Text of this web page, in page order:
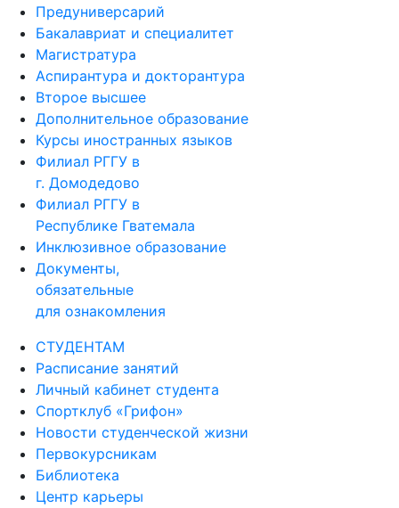
Предуниверсарий
Бакалавриат и специалитет
Магистратура
Аспирантура и докторантура
Второе высшее
Дополнительное образование
Курсы иностранных языков
Филиал РГГУ в
г. Домодедово
Филиал РГГУ в
Республике Гватемала
Инклюзивное образование
Документы,
обязательные
для ознакомления
СТУДЕНТАМ
Расписание занятий
Личный кабинет студента
Спортклуб «Грифон»
Новости студенческой жизни
Первокурсникам
Библиотека
Центр карьеры